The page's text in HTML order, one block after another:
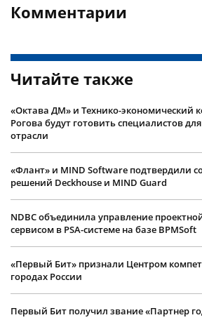
Комментарии
Читайте также
«Октава ДМ» и Технико-экономический
Рогова будут готовить специалистов
отрасли
«Флант» и MIND Software подтвердили
решений Deckhouse и MIND Guard
NDBC объединила управление
сервисом в PSA-системе на базе BPMSoft
«Первый Бит» признали Центром
городах России
Первый Бит получил звание «Партнер